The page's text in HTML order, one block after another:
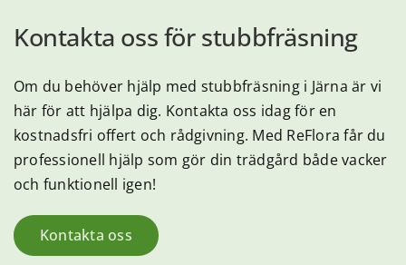
Kontakta oss för stubbfräsning
Om du behöver hjälp med stubbfräsning i Järna är vi
här för att hjälpa dig. Kontakta oss idag för en
kostnadsfri offert och rådgivning. Med ReFlora får du
professionell hjälp som gör din trädgård både vacker
och funktionell igen!
Kontakta oss